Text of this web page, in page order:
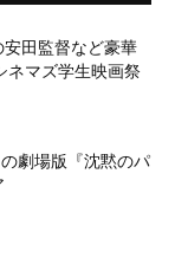
安田監督など豪華
ネマズ学生映画祭
劇場版『沈黙のパ